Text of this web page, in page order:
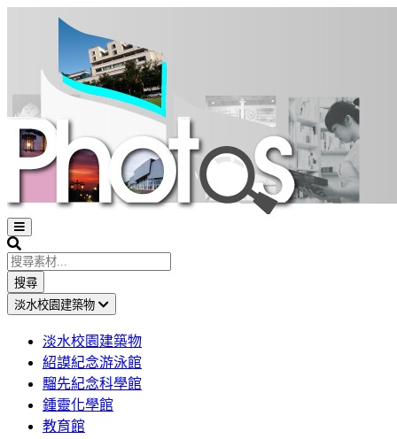
Open
sidebar
Search
搜尋
淡水校園建築物
淡水校園建築物
紹謨紀念游泳館
騮先紀念科學館
鍾靈化學館
教育館